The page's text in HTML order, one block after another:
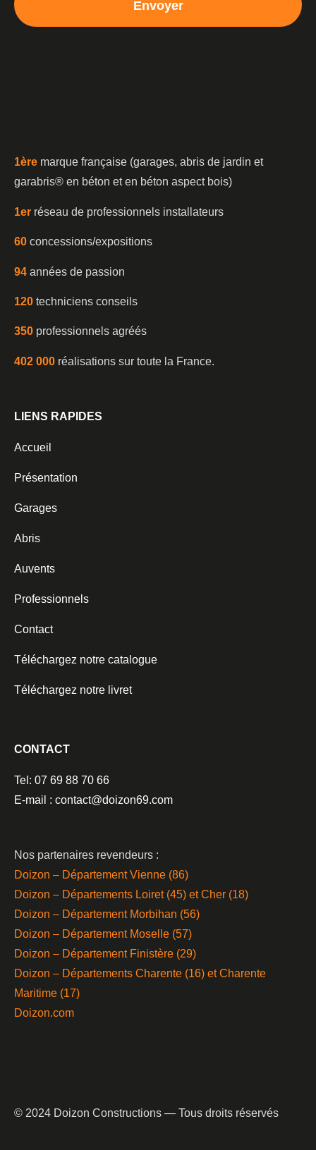
Envoyer
1ère marque française (garages, abris de jardin et
garabris®️ en béton et en béton aspect bois)
1er réseau de professionnels installateurs
60 concessions/expositions
94 années de passion
120 techniciens conseils
350 professionnels agréés
402 000 réalisations sur toute la France.
LIENS RAPIDES
Accueil
Présentation
Garages
Abris
Auvents
Professionnels
Contact
Téléchargez notre catalogue
Téléchargez notre livret
CONTACT
Tel: 07 69 88 70 66
E-mail : contact@doizon69.com
Nos partenaires revendeurs :
Doizon – Département Vienne (86)
Doizon – Départements Loiret (45) et Cher (18)
Doizon – Département Morbihan (56)
Doizon – Département Moselle (57)
Doizon – Département Finistère (29)
Doizon – Départements Charente (16) et Charente
Maritime (17)
Doizon.com
© 2024 Doizon Constructions — Tous droits réservés